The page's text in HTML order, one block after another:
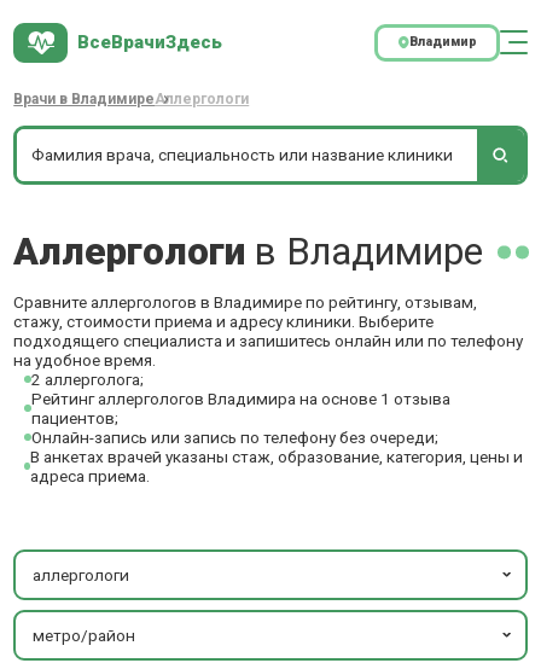
ВсеВрачиЗдесь Владимир
Врачи в ВладимиреАллергологи
Аллергологи в Владимире
Сравните аллергологов в Владимире по рейтингу, отзывам,
стажу, стоимости приема и адресу клиники. Выберите
подходящего специалиста и запишитесь онлайн или по телефону
на удобное время.
2 аллерголога;
Рейтинг аллергологов Владимира на основе 1 отзыва
пациентов;
Онлайн-запись или запись по телефону без очереди;
В анкетах врачей указаны стаж, образование, категория, цены и
адреса приема.
аллергологи
метро/район